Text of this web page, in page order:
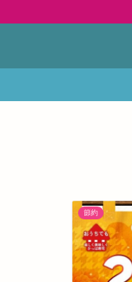
節約